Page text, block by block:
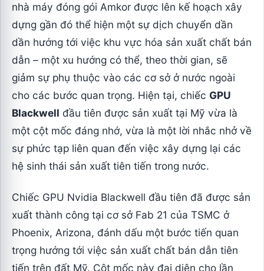
nhà máy đóng gói Amkor được lên kế hoạch xây
dựng gần đó thể hiện một sự dịch chuyển dần
dần hướng tới việc khu vực hóa sản xuất chất bán
dẫn – một xu hướng có thể, theo thời gian, sẽ
giảm sự phụ thuộc vào các cơ sở ở nước ngoài
cho các bước quan trọng. Hiện tại, chiếc GPU
Blackwell đầu tiên được sản xuất tại Mỹ vừa là
một cột mốc đáng nhớ, vừa là một lời nhắc nhở về
sự phức tạp liên quan đến việc xây dựng lại các
hệ sinh thái sản xuất tiên tiến trong nước.
Chiếc GPU Nvidia Blackwell đầu tiên đã được sản
xuất thành công tại cơ sở Fab 21 của TSMC ở
Phoenix, Arizona, đánh dấu một bước tiến quan
trọng hướng tới việc sản xuất chất bán dẫn tiên
tiến trên đất Mỹ. Cột mốc này đại diện cho lần